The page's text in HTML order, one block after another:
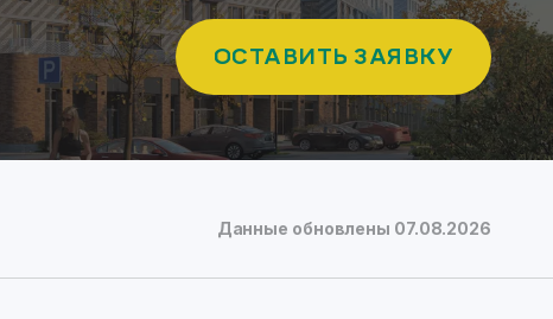
ОСТАВИТЬ ЗАЯВКУ
Данные обновлены 07.08.2026